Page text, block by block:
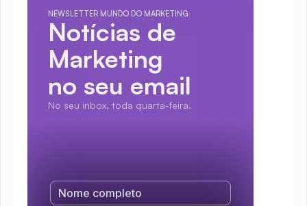
NEWSLETTER MUNDO DO MARKETING
Notícias de
Marketing
no seu email
No seu inbox, toda quarta-feira.